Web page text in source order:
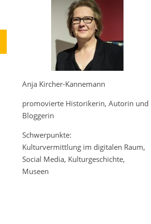
Anja Kircher-Kannemann
promovierte Historikerin, Autorin und
Bloggerin
Schwerpunkte:
Kulturvermittlung im digitalen Raum,
Social Media, Kulturgeschichte,
Museen